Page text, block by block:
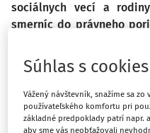
sociálnych vecí a
smerníc do právneho
rovnomernejšieho
povinností medzi
medzi otcom a
najskôr po narodení.
Súhlas s cookies
Vážený návštevník, snažíme sa
používateľského komfortu pri
základné predpoklady patrí napr.
aby sme vás neobťažovali